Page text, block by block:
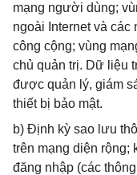
mạng người dùng;
ngoài Internet và các
công cộng; vùng
chủ quản trị. Dữ liệu
được quản lý, giám
thiết bị bảo mật.
b) Định kỳ sao lưu
trên mạng diện
đăng nhập (các